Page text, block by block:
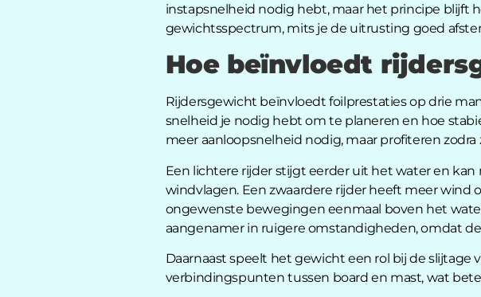
instapsnelheid nodig hebt, maar het principe blijft
gewichtsspectrum, mits je de uitrusting goed
Hoe beïnvloedt
Rijdersgewicht beïnvloedt foilprestaties op drie
snelheid je nodig hebt om te planeren en hoe
meer aanloopsnelheid nodig, maar profiteren
Een lichtere rijder stijgt eerder uit het water en
windvlagen. Een zwaardere rijder heeft meer
ongewenste bewegingen eenmaal boven het
aangenamer in ruigere omstandigheden, omdat
Daarnaast speelt het gewicht een rol bij de
verbindingspunten tussen board en mast, wat